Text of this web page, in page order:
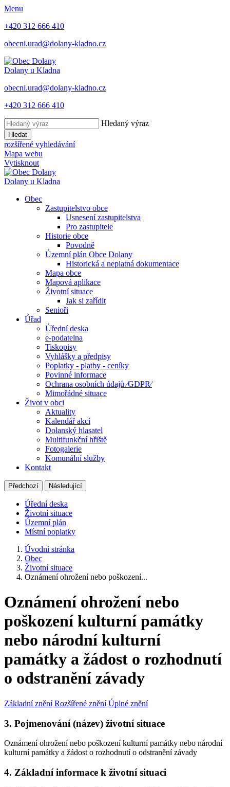
Menu
+420 312 666 410
obecni.urad@dolany-kladno.cz
Dolany u Kladna
obecni.urad@dolany-kladno.cz
+420 312 666 410
Hledaný výraz
Hledat
rozšířené vyhledávání
Mapa webu
Vytisknout
Dolany u Kladna
Obec
Zastupitelstvo obce
Usnesení zastupitelstva
Pro zastupitele
Historie obce
Povodně
Územní plán Obce Dolany
Historická a neplatná dokumentace
Mapa obce
Mapová aplikace
Životní situace
Jak si zařídit
Senioři
Úřad
Úřední deska
e-podatelna
Tiskopisy
Vyhlášky a předpisy
Poplatky - platby - ceníky
Povinné informace
Ochrana osobních údajů ⁄GDPR⁄
Mimořádné situace
Život v obci
Aktuality
Kalendář akcí
Dolanský hlasatel
Multifunkční hřiště
Fotogalerie
Komunální služby
Kontakt
Předchozí Následující
Úřední deska
Životní situace
Územní plán
Místní poplatky
Úvodní stránka
Obec
Životní situace
Oznámení ohrožení nebo poškození...
Oznámení ohrožení nebo
poškození kulturní památky
nebo národní kulturní
památky a žádost o rozhodnutí
o odstranění závady
Základní znění Rozšířené znění Úplné znění
3. Pojmenování (název) životní situace
Oznámení ohrožení nebo poškození kulturní památky nebo národní
kulturní památky a žádost o rozhodnutí o odstranění závady
4. Základní informace k životní situaci